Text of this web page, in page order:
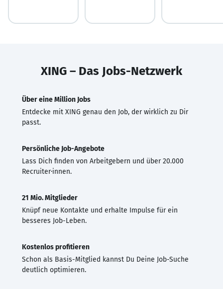
XING – Das Jobs-Netzwerk
Über eine Million Jobs
Entdecke mit XING genau den Job, der wirklich zu Dir
passt.
Persönliche Job-Angebote
Lass Dich finden von Arbeitgebern und über 20.000
Recruiter·innen.
21 Mio. Mitglieder
Knüpf neue Kontakte und erhalte Impulse für ein
besseres Job-Leben.
Kostenlos profitieren
Schon als Basis-Mitglied kannst Du Deine Job-Suche
deutlich optimieren.